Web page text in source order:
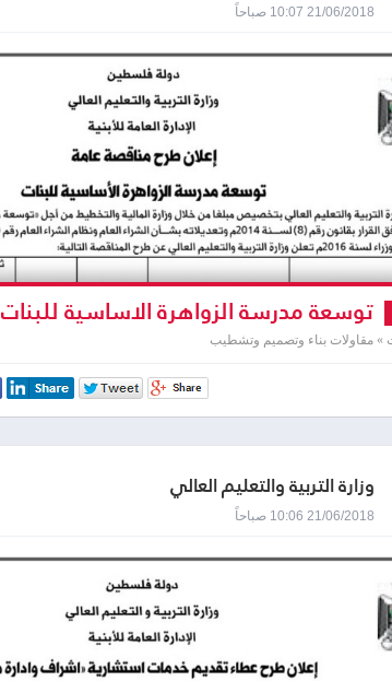
21/06/2018 10:07 صباحاً
توسعة مدرسة الزواهرة الاساسية للبنات
» مقاولات بناء وتصميم وتشطيب
وزارة التربية والتعليم العالي
21/06/2018 10:06 صباحاً